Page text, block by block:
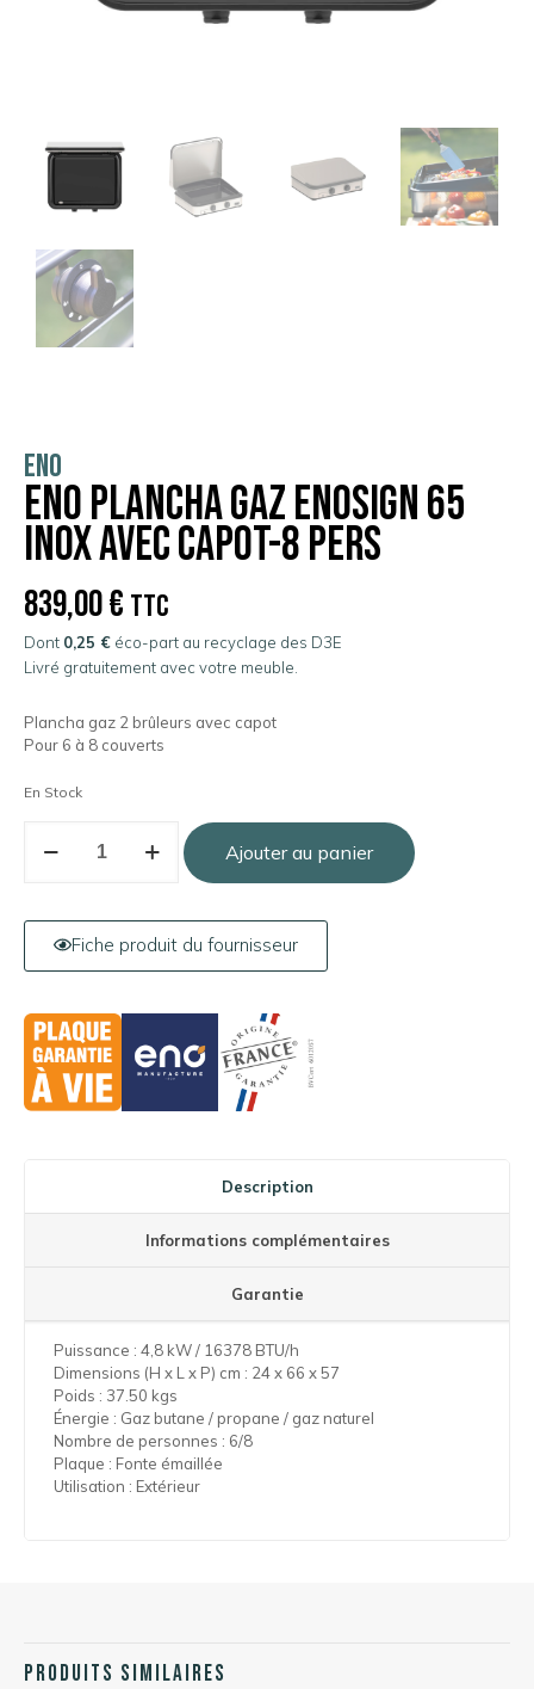
ENO
ENO Plancha Gaz ENOSIGN 65
Inox Avec Capot-8 pers
839,00€ TTC
Dont 0,25 € éco-part au recyclage des D3E
Livré gratuitement avec votre meuble.
Plancha gaz 2 brûleurs avec capot
Pour 6 à 8 couverts
En Stock
Ajouter au panier
Fiche produit du fournisseur
Description
Informations complémentaires
Garantie
Puissance : 4,8 kW / 16378 BTU/h
Dimensions (H x L x P) cm : 24 x 66 x 57
Poids : 37.50 kgs
Énergie : Gaz butane / propane / gaz naturel
Nombre de personnes : 6/8
Plaque : Fonte émaillée
Utilisation : Extérieur
Produits similaires